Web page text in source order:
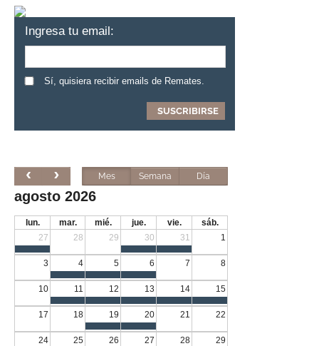
Ingresa tu email:
Sí, quisiera recibir emails de Remates.
Mes Semana Día
agosto 2026
lun. mar. mié. jue. vie.
sáb.
27
28 29 30 31 1
3 4 5 6 7 8
10 11 12 13 14 15
17 18 19 20 21 22
24 25 26 27 28 29